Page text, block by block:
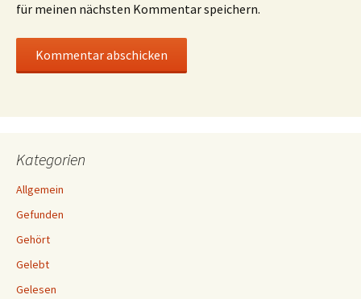
für meinen nächsten Kommentar speichern.
Kategorien
Allgemein
Gefunden
Gehört
Gelebt
Gelesen